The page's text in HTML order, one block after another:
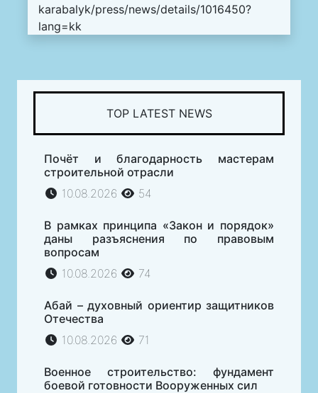
karabalyk/press/news/details/1016450?
lang=kk
TOP LATEST NEWS
Почёт и благодарность мастерам
строительной отрасли
10.08.2026
54
В рамках принципа «Закон и порядок»
даны разъяснения по правовым
вопросам
10.08.2026
74
Абай – духовный ориентир защитников
Отечества
10.08.2026
71
Военное строительство: фундамент
боевой готовности Вооруженных сил